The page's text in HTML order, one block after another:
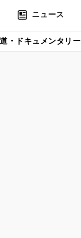
ニュース
・ドキュメンタリー